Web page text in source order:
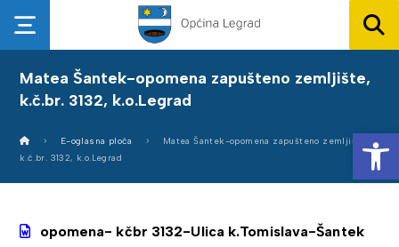
Matea Šantek-opomena zapušteno zemljište,
k.č.br. 3132, k.o.Legrad
E-oglasna ploča
Matea Šantek-opomena zapušteno zemljište,
k.č.br. 3132, k.o.Legrad
opomena- kčbr 3132-Ulica k.Tomislava-Šantek